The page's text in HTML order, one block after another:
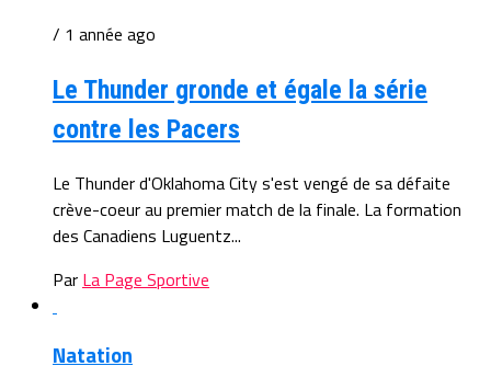
/ 1 année ago
Le Thunder gronde et égale la série
contre les Pacers
Le Thunder d'Oklahoma City s'est vengé de sa défaite
crève-coeur au premier match de la finale. La formation
des Canadiens Luguentz...
Par La Page Sportive
Natation